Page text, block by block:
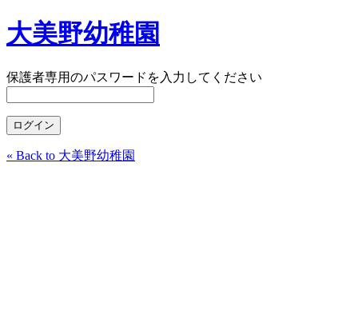
大美野幼稚園
保護者専用のパスワードを入力してください
« Back to 大美野幼稚園